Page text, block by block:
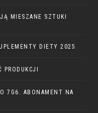
MIESZANE SZTUKI
DIETY 2025
7G6. ABONAMENT NA